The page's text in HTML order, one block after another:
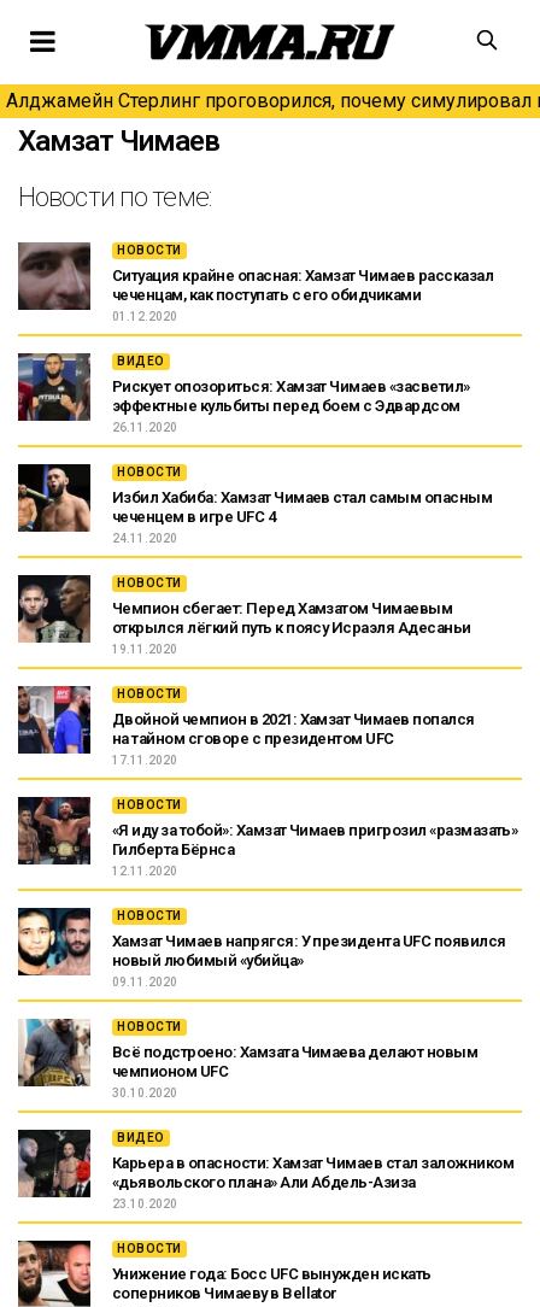
Алджамейн Стерлинг проговорился, почему симулировал
Хамзат Чимаев
Новости по теме:
НОВОСТИ
Ситуация крайне опасная: Хамзат Чимаев рассказал
чеченцам, как поступать с его обидчиками
01.12.2020
ВИДЕО
Рискует опозориться: Хамзат Чимаев «засветил»
эффектные кульбиты перед боем с Эдвардсом
26.11.2020
НОВОСТИ
Избил Хабиба: Хамзат Чимаев стал самым опасным
чеченцем в игре UFC 4
24.11.2020
НОВОСТИ
Чемпион сбегает: Перед Хамзатом Чимаевым
открылся лёгкий путь к поясу Исраэля Адесаньи
19.11.2020
НОВОСТИ
Двойной чемпион в 2021: Хамзат Чимаев попался
на тайном сговоре с президентом UFC
17.11.2020
НОВОСТИ
«Я иду за тобой»: Хамзат Чимаев пригрозил «размазать»
Гилберта Бёрнса
12.11.2020
НОВОСТИ
Хамзат Чимаев напрягся: У президента UFC появился
новый любимый «убийца»
09.11.2020
НОВОСТИ
Всё подстроено: Хамзата Чимаева делают новым
чемпионом UFC
30.10.2020
ВИДЕО
Карьера в опасности: Хамзат Чимаев стал заложником
«дьявольского плана» Али Абдель-Азиза
23.10.2020
НОВОСТИ
Унижение года: Босс UFC вынужден искать
соперников Чимаеву в Bellator